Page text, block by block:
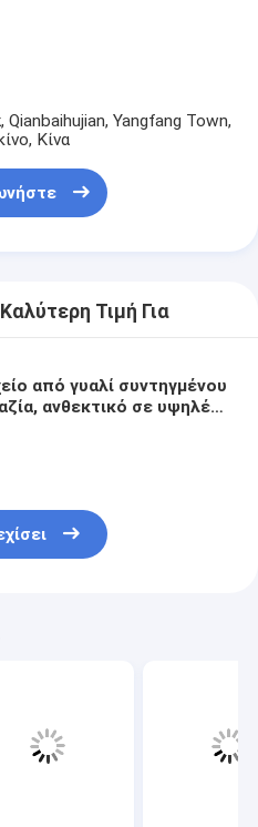
Yangfang Town,
Κίνα
Τιμή Για
από γυαλί συντηγμένου
ανθεκτικό σε υψηλές